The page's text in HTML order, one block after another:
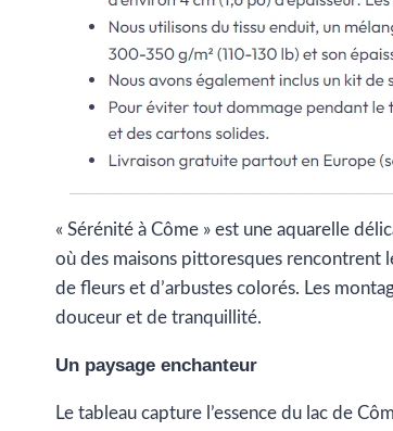
« Sérénité à Côme » est une aquarelle
où des maisons pittoresques rencontrent
de fleurs et d’arbustes colorés. Les
douceur et de tranquillité.
Un paysage enchanteur
Le tableau capture l’essence du lac de